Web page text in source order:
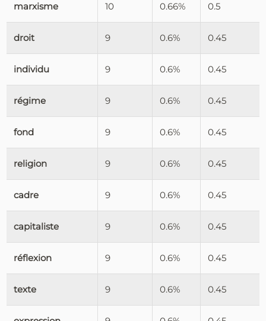
marxisme 10 0.66% 0.5
droit 9 0.6% 0.45
individu 9 0.6% 0.45
régime 9 0.6% 0.45
fond 9 0.6% 0.45
religion 9 0.6% 0.45
cadre 9 0.6% 0.45
capitaliste 9 0.6% 0.45
réflexion 9 0.6% 0.45
texte 9 0.6% 0.45